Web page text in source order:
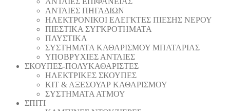
ΑΝΤΛΙΕΣ ΠΗΓΑΔΙΩΝ
ΗΛΕΚΤΡΟΝΙΚΟΙ ΕΛΕΓΚΤΕΣ ΠΙΕΣΗΣ ΝΕΡΟΥ
ΠΙΕΣΤΙΚΑ ΣΥΓΚΡΟΤΗΜΑΤΑ
ΠΛΥΣΤΙΚΑ
ΣΥΣΤΗΜΑΤΑ ΚΑΘΑΡΙΣΜΟΥ ΜΠΑΤΑΡΙΑΣ
ΥΠΟΒΡΥΧΙΕΣ ΑΝΤΛΙΕΣ
ΣΚΟΥΠΕΣ-ΠΟΛΥΚΑΘΑΡΙΣΤΕΣ
ΗΛΕΚΤΡΙΚΕΣ ΣΚΟΥΠΕΣ
ΚΙΤ & ΑΞΕΣΟΥΑΡ ΚΑΘΑΡΙΣΜΟΥ
ΣΥΣΤΗΜΑΤΑ ΑΤΜΟΥ
ΣΠΙΤΙ